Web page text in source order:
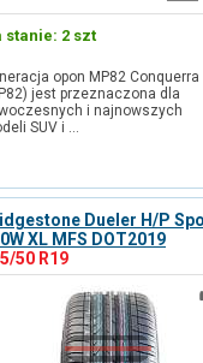
stanie: 2 szt
opon MP82 Conquerra
jest przeznaczona dla
i najnowszych
SUV i …
Dueler H/P
XL MFS DOT2019
50 R19